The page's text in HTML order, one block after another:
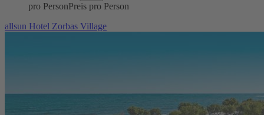
pro PersonPreis pro Person
allsun Hotel Zorbas Village